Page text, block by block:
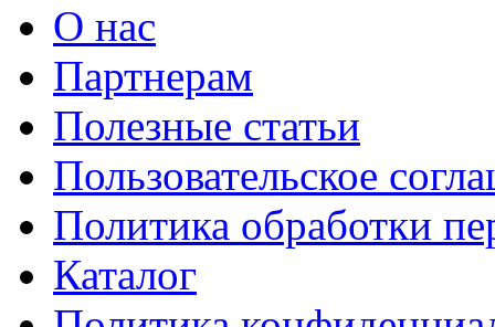
О нас
Партнерам
Полезные статьи
Пользовательское
Политика обработки
Каталог